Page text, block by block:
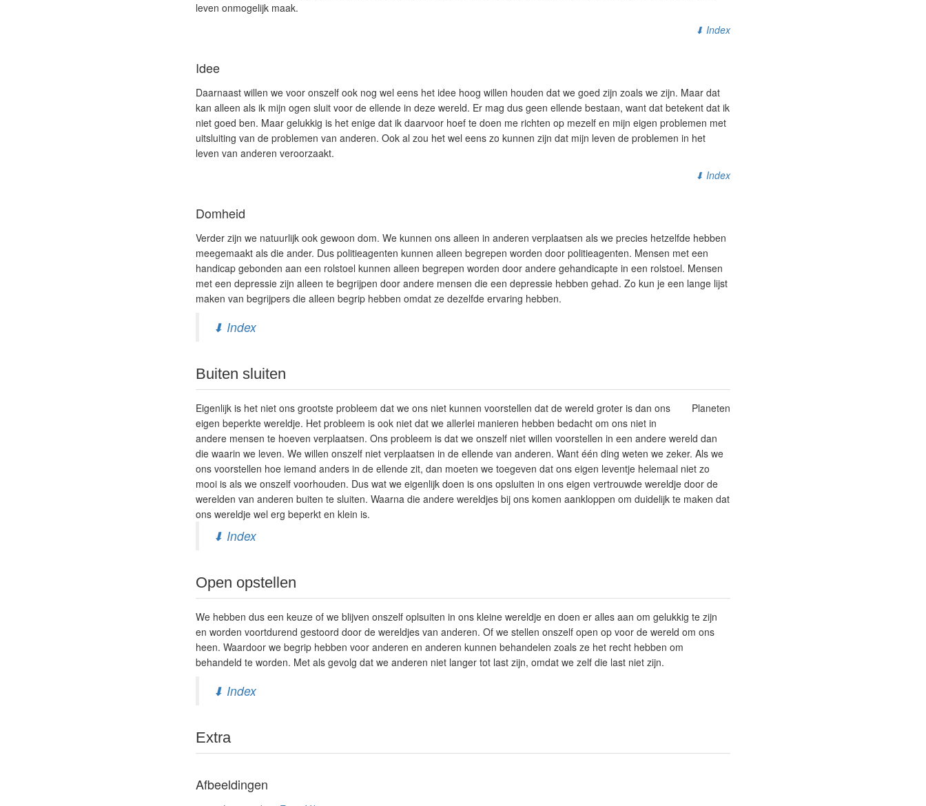
leven onmogelijk maak.
⬇ Index
Idee
Daarnaast willen we voor onszelf ook nog wel eens het idee hoog willen houden dat we goed zijn zoals we zijn. Maar dat
kan alleen als ik mijn ogen sluit voor de ellende in deze wereld. Er mag dus geen ellende bestaan, want dat betekent dat ik
niet goed ben. Maar gelukkig is het enige dat ik daarvoor hoef te doen me richten op mezelf en mijn eigen problemen met
uitsluiting van de problemen van anderen. Ook al zou het wel eens zo kunnen zijn dat mijn leven de problemen in het
leven van anderen veroorzaakt.
⬇ Index
Domheid
Verder zijn we natuurlijk ook gewoon dom. We kunnen ons alleen in anderen verplaatsen als we precies hetzelfde hebben
meegemaakt als die ander. Dus politieagenten kunnen alleen begrepen worden door politieagenten. Mensen met een
handicap gebonden aan een rolstoel kunnen alleen begrepen worden door andere gehandicapte in een rolstoel. Mensen
met een depressie zijn alleen te begrijpen door andere mensen die een depressie hebben gehad. Zo kun je een lange lijst
maken van begrijpers die alleen begrip hebben omdat ze dezelfde ervaring hebben.
⬇ Index
Buiten sluiten
Planeten
Eigenlijk is het niet ons grootste probleem dat we ons niet kunnen voorstellen dat de wereld groter is dan ons
eigen beperkte wereldje. Het probleem is ook niet dat we allerlei manieren hebben bedacht om ons niet in
andere mensen te hoeven verplaatsen. Ons probleem is dat we onszelf niet willen voorstellen in een andere wereld dan
die waarin we leven. We willen onszelf niet verplaatsen in de ellende van anderen. Want één ding weten we zeker. Als we
ons voorstellen hoe iemand anders in de ellende zit, dan moeten we toegeven dat ons eigen leventje helemaal niet zo
mooi is als we onszelf voorhouden. Dus wat we eigenlijk doen is ons opsluiten in ons eigen vertrouwde wereldje door de
werelden van anderen buiten te sluiten. Waarna die andere wereldjes bij ons komen aankloppen om duidelijk te maken dat
ons wereldje wel erg beperkt en klein is.
⬇ Index
Open opstellen
We hebben dus een keuze of we blijven onszelf oplsuiten in ons kleine wereldje en doen er alles aan om gelukkig te zijn
en worden voortdurend gestoord door de wereldjes van anderen. Of we stellen onszelf open op voor de wereld om ons
heen. Waardoor we begrip hebben voor anderen en anderen kunnen behandelen zoals ze het recht hebben om
behandeld te worden. Met als gevolg dat we anderen niet langer tot last zijn, omdat we zelf die last niet zijn.
⬇ Index
Extra
Afbeeldingen